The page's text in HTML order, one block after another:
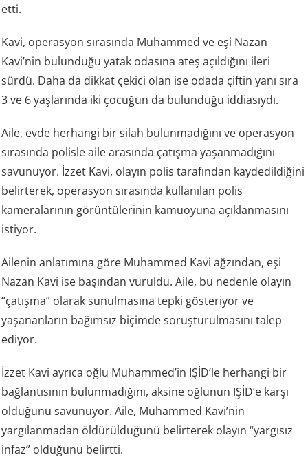
etti.
Kavi, operasyon sırasında Muhammed ve eşi Nazan
Kavi’nin bulunduğu yatak odasına ateş açıldığını ileri
sürdü. Daha da dikkat çekici olan ise odada çiftin yanı sıra
3 ve 6 yaşlarında iki çocuğun da bulunduğu iddiasıydı.
Aile, evde herhangi bir silah bulunmadığını ve operasyon
sırasında polisle aile arasında çatışma yaşanmadığını
savunuyor. İzzet Kavi, olayın polis tarafından kaydedildiğini
belirterek, operasyon sırasında kullanılan polis
kameralarının görüntülerinin kamuoyuna açıklanmasını
istiyor.
Ailenin anlatımına göre Muhammed Kavi ağzından, eşi
Nazan Kavi ise başından vuruldu. Aile, bu nedenle olayın
“çatışma” olarak sunulmasına tepki gösteriyor ve
yaşananların bağımsız biçimde soruşturulmasını talep
ediyor.
İzzet Kavi ayrıca oğlu Muhammed’in IŞİD’le herhangi bir
bağlantısının bulunmadığını, aksine oğlunun IŞİD’e karşı
olduğunu savunuyor. Aile, Muhammed Kavi’nin
yargılanmadan öldürüldüğünü belirterek olayın “yargısız
infaz” olduğunu belirtti.